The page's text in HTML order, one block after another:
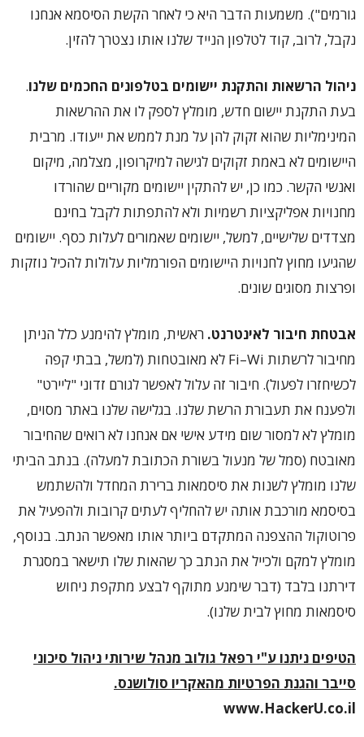
גורמים"). משמעות הדבר היא כי לאחר הקשת הסיסמא אנחנו
נקבל, לרוב, קוד לטלפון הנייד שלנו אותו נצטרך להזין.
ניהול הרשאות והתקנת יישומים בטלפונים החכמים שלנו.
בעת התקנת יישום חדש, מומלץ לספק לו את ההרשאות
המינימליות שהוא זקוק להן על מנת לממש את ייעודו. מרבית
היישומים לא באמת זקוקים לגישה למיקרופון, מצלמה, מיקום
ואנשי הקשר. כמו כן, יש להתקין יישומים מקוריים שהורדו
מחנויות אפליקציות רשמיות ולא להתפתות לקבל בחינם
מצדדים שלישיים, למשל, יישומים שאמורים לעלות כסף. יישומים
שהגיעו מחוץ לחנויות היישומים הפורמליות עלולות להכיל נוזקות
ופרצות מסוגים שונים.
אבטחת חיבור לאינטרנט. ראשית, מומלץ להימנע כלל הניתן
מחיבור לרשתות Fi–Wi לא מאובטחות (למשל, בבתי קפה
לכשיחזרו לפעול). חיבור זה עלול לאפשר לגורם זדוני "ליירט"
ולפענח את תעבורת הרשת שלנו. בגלישה שלנו באתר מסוים,
מומלץ לא למסור שום מידע אישי אם אנחנו לא רואים שהחיבור
מאובטח (סמל של מנעול בשורת הכתובת למעלה). בנתב הביתי
שלנו מומלץ לשנות את סיסמאות ברירת המחדל ולהשתמש
בסיסמא מורכבת אותה יש להחליף לעתים קרובות ולהפעיל את
פרוטוקול ההצפנה המתקדם ביותר אותו מאפשר הנתב. בנוסף,
מומלץ למקם ולכייל את הנתב כך שהאות שלו תישאר במסגרת
דירתנו בלבד (דבר שימנע מתוקף לבצע מתקפת ניחוש
סיסמאות מחוץ לבית שלנו).
הטיפים ניתנו ע"י רפאל גולוב מנהל שירותי ניהול סיכוני
סייבר והגנת הפרטיות מהאקריו סולושנס.
www.HackerU.co.il